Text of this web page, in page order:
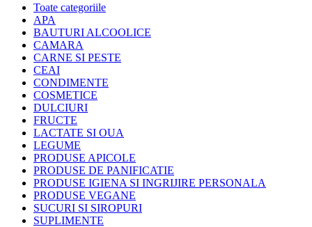
Toate categoriile
APA
BAUTURI ALCOOLICE
CAMARA
CARNE SI PESTE
CEAI
CONDIMENTE
COSMETICE
DULCIURI
FRUCTE
LACTATE SI OUA
LEGUME
PRODUSE APICOLE
PRODUSE DE PANIFICATIE
PRODUSE IGIENA SI INGRIJIRE PERSONALA
PRODUSE VEGANE
SUCURI SI SIROPURI
SUPLIMENTE